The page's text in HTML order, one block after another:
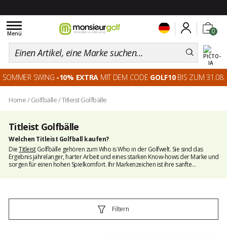
0
Toggle
navigation
Menü
SOMMER SWING -10% EXTRA MIT DEM CODE GOLF10BIS ZUM 31.08.
Home/ Golfbälle/Titleist Golfbälle
Titleist Golfbälle
Welchen Titleist Golfball kaufen?
DieTitleistGolfbälle gehören zum Who is Who in der Golfwelt. Sie sind das
Ergebnis jahrelanger, harter Arbeit und eines starken Know-hows der Marke und
sorgen für einen hohen Spielkomfort. Ihr Markenzeichen ist ihre sanfte
die sich für verschiedene Spielstyle eignen: Trusoft, Pro V1, NXT Tour, Velocity und
Filtern